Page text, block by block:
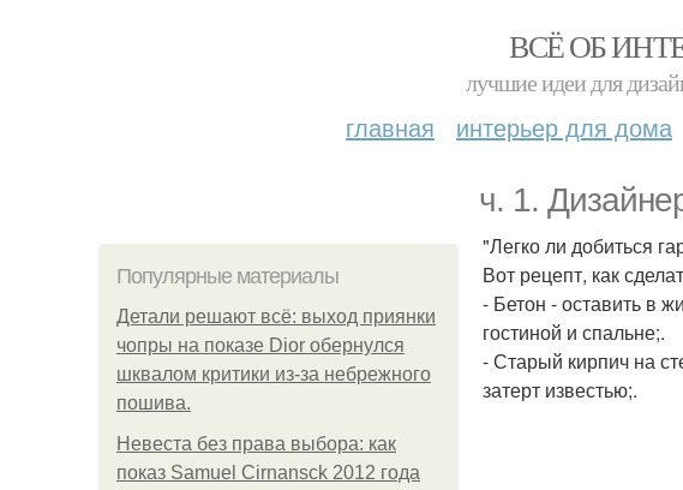
ВСЁ ОБ
лучшие идеи для
главная интерьер для дома
ч. 1.
Популярные материалы
Детали решают всё: выход приянки
чопры на показе Dior обернулся
шквалом критики из-за небрежного
пошива.
Невеста без права выбора: как
показ Samuel Cirnansck 2012 года
"Легко ли добиться
Вот рецепт, как
- Бетон - оставить в
гостиной и спальне;.
- Старый кирпич на
затерт известью;.